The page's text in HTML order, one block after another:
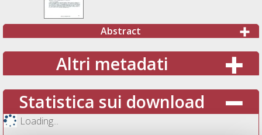
Abstract
Altri metadati
Statistica sui download
Loading...